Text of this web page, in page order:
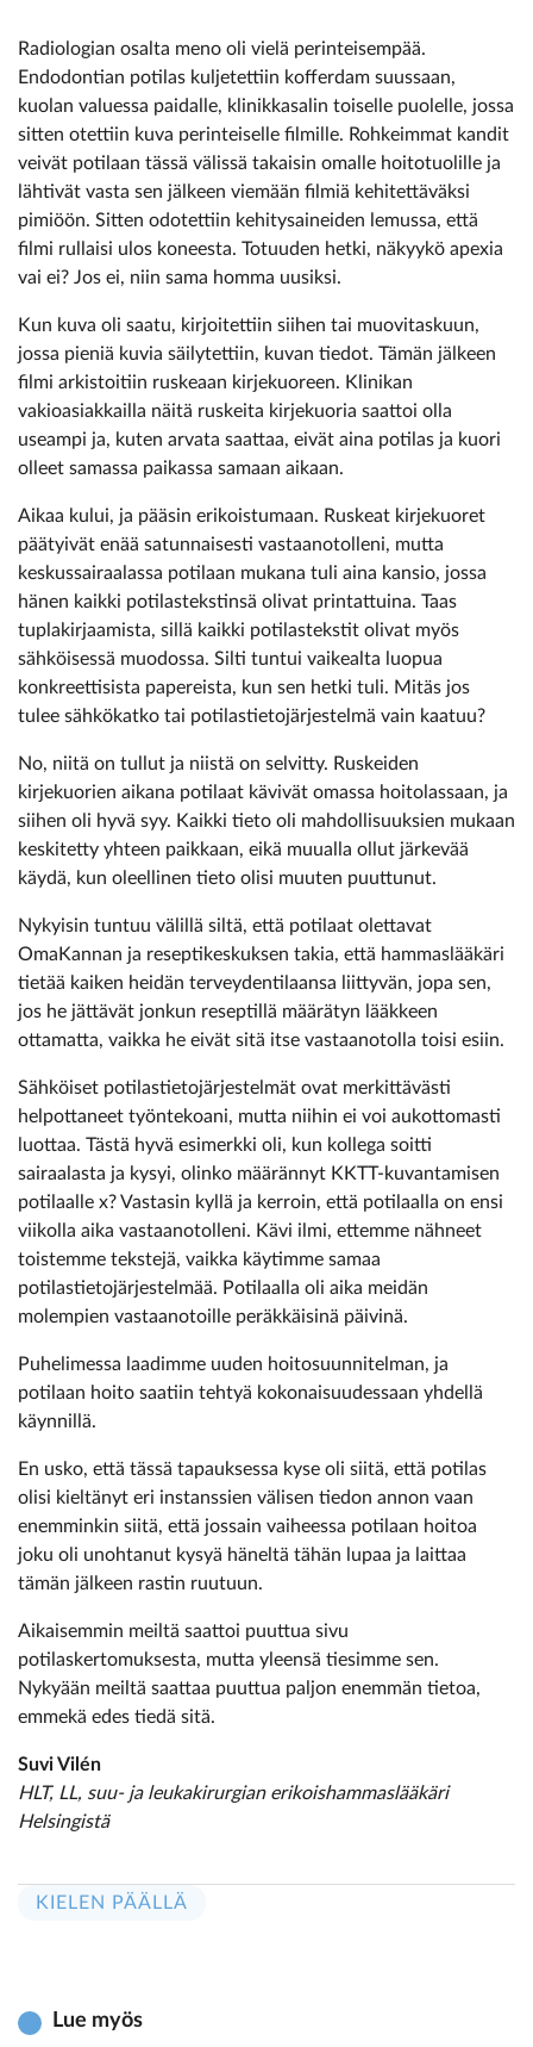
Radiologian osalta meno oli vielä perinteisempää.
Endodontian potilas kuljetettiin kofferdam suussaan,
kuolan valuessa paidalle, klinikkasalin toiselle puolelle, jossa
sitten otettiin kuva perinteiselle filmille. Rohkeimmat kandit
veivät potilaan tässä välissä takaisin omalle hoitotuolille ja
lähtivät vasta sen jälkeen viemään filmiä kehitettäväksi
pimiöön. Sitten odotettiin kehitysaineiden lemussa, että
filmi rullaisi ulos koneesta. Totuuden hetki, näkyykö apexia
vai ei? Jos ei, niin sama homma uusiksi.
Kun kuva oli saatu, kirjoitettiin siihen tai muovitaskuun,
jossa pieniä kuvia säilytettiin, kuvan tiedot. Tämän jälkeen
filmi arkistoitiin ruskeaan kirjekuoreen. Klinikan
vakioasiakkailla näitä ruskeita kirjekuoria saattoi olla
useampi ja, kuten arvata saattaa, eivät aina potilas ja kuori
olleet samassa paikassa samaan aikaan.
Aikaa kului, ja pääsin erikoistumaan. Ruskeat kirjekuoret
päätyivät enää satunnaisesti vastaanotolleni, mutta
keskussairaalassa potilaan mukana tuli aina kansio, jossa
hänen kaikki potilastekstinsä olivat printattuina. Taas
tuplakirjaamista, sillä kaikki potilastekstit olivat myös
sähköisessä muodossa. Silti tuntui vaikealta luopua
konkreettisista papereista, kun sen hetki tuli. Mitäs jos
tulee sähkökatko tai potilastietojärjestelmä vain kaatuu?
No, niitä on tullut ja niistä on selvitty. Ruskeiden
kirjekuorien aikana potilaat kävivät omassa hoitolassaan, ja
siihen oli hyvä syy. Kaikki tieto oli mahdollisuuksien mukaan
keskitetty yhteen paikkaan, eikä muualla ollut järkevää
käydä, kun oleellinen tieto olisi muuten puuttunut.
Nykyisin tuntuu välillä siltä, että potilaat olettavat
OmaKannan ja reseptikeskuksen takia, että hammaslääkäri
tietää kaiken heidän terveydentilaansa liittyvän, jopa sen,
jos he jättävät jonkun reseptillä määrätyn lääkkeen
ottamatta, vaikka he eivät sitä itse vastaanotolla toisi esiin.
Sähköiset potilastietojärjestelmät ovat merkittävästi
helpottaneet työntekoani, mutta niihin ei voi aukottomasti
luottaa. Tästä hyvä esimerkki oli, kun kollega soitti
sairaalasta ja kysyi, olinko määrännyt KKTT-kuvantamisen
potilaalle x? Vastasin kyllä ja kerroin, että potilaalla on ensi
viikolla aika vastaanotolleni. Kävi ilmi, ettemme nähneet
toistemme tekstejä, vaikka käytimme samaa
potilastietojärjestelmää. Potilaalla oli aika meidän
molempien vastaanotoille peräkkäisinä päivinä.
Puhelimessa laadimme uuden hoitosuunnitelman, ja
potilaan hoito saatiin tehtyä kokonaisuudessaan yhdellä
käynnillä.
En usko, että tässä tapauksessa kyse oli siitä, että potilas
olisi kieltänyt eri instanssien välisen tiedon annon vaan
enemminkin siitä, että jossain vaiheessa potilaan hoitoa
joku oli unohtanut kysyä häneltä tähän lupaa ja laittaa
tämän jälkeen rastin ruutuun.
Aikaisemmin meiltä saattoi puuttua sivu
potilaskertomuksesta, mutta yleensä tiesimme sen.
Nykyään meiltä saattaa puuttua paljon enemmän tietoa,
emmekä edes tiedä sitä.
Suvi Vilén
HLT, LL, suu- ja leukakirurgian erikoishammaslääkäri
Helsingistä
KIELEN PÄÄLLÄ
Lue myös